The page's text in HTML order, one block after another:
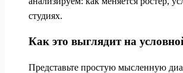
студиях.
Как это выглядит на
Представьте простую мысленную